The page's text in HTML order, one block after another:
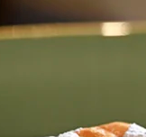
ト応募